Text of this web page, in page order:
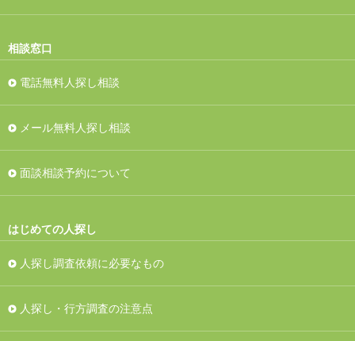
相談窓口
電話無料人探し相談
メール無料人探し相談
面談相談予約について
はじめての人探し
人探し調査依頼に必要なもの
人探し・行方調査の注意点